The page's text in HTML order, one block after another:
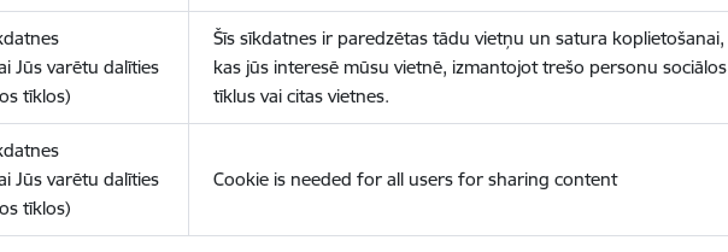
Jūs varētu dalīties
tīklos)
Šīs sīkdatnes ir paredzētas tādu vietņu un satura koplietošanai,
kas jūs interesē mūsu vietnē, izmantojot trešo personu sociālos
tīklus vai citas vietnes.
Jūs varētu dalīties
tīklos)
Cookie is needed for all users for sharing content